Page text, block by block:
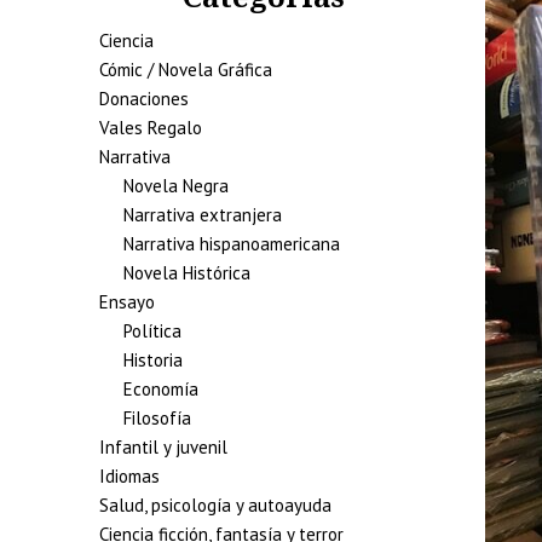
Ciencia
Cómic / Novela Gráfica
Donaciones
Vales Regalo
Narrativa
Novela Negra
Narrativa extranjera
Narrativa hispanoamericana
Novela Histórica
Ensayo
Política
Historia
Economía
Filosofía
Infantil y juvenil
Idiomas
Salud, psicología y autoayuda
Ciencia ficción, fantasía y terror